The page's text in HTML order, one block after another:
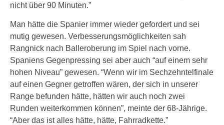
nicht über 90 Minuten.”
Man hätte die Spanier immer wieder gefordert und sei
mutig gewesen. Verbesserungsmöglichkeiten sah
Rangnick nach Balleroberung im Spiel nach vorne.
Spaniens Gegenpressing sei aber auch “auf einem sehr
hohen Niveau” gewesen. “Wenn wir im Sechzehntelfinale
auf einen Gegner getroffen wären, der sich in unserer
Range befunden hätte, hätten wir auch noch zwei
Runden weiterkommen können”, meinte der 68-Jährige.
“Aber das ist alles hätte, hätte, Fahrradkette.”